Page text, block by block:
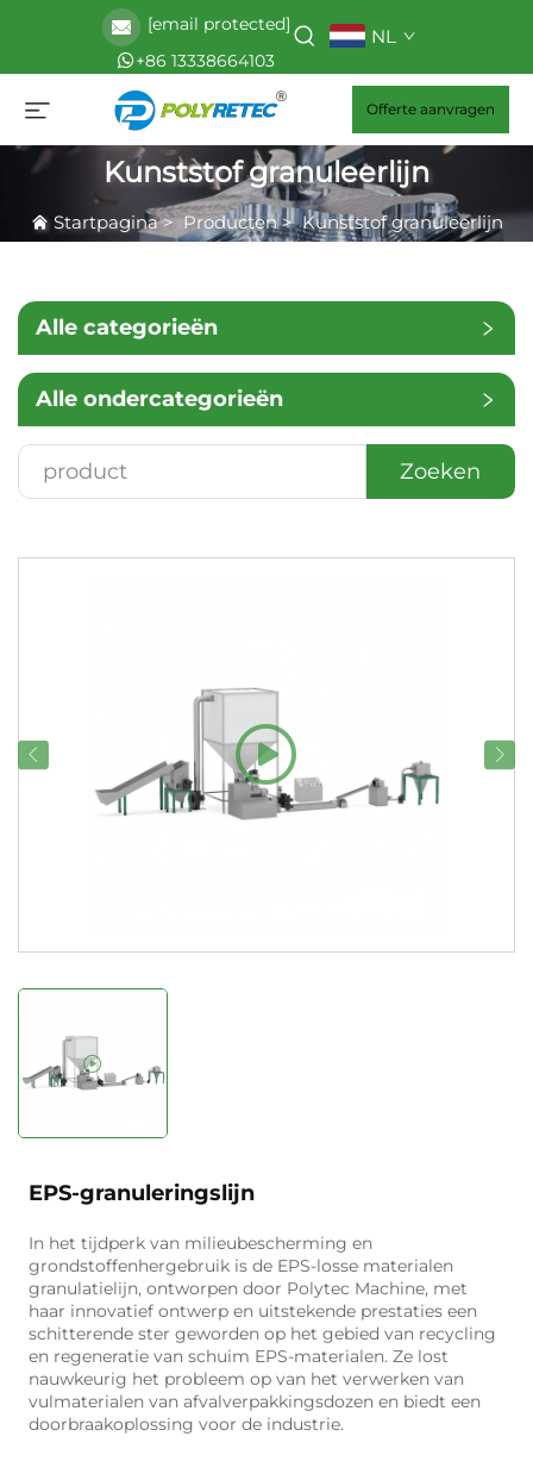
[email protected]
+86 13338664103
NL
Offerte aanvragen
Kunststof granuleerlijn
Startpagina>Producten>Kunststof granuleerlijn
Alle categorieën
Alle ondercategorieën
Zoeken
EPS-granuleringslijn
In het tijdperk van milieubescherming en
grondstoffenhergebruik is de EPS-losse materialen
granulatielijn, ontworpen door Polytec Machine, met
haar innovatief ontwerp en uitstekende prestaties een
schitterende ster geworden op het gebied van recycling
en regeneratie van schuim EPS-materialen. Ze lost
nauwkeurig het probleem op van het verwerken van
vulmaterialen van afvalverpakkingsdozen en biedt een
doorbraakoplossing voor de industrie.